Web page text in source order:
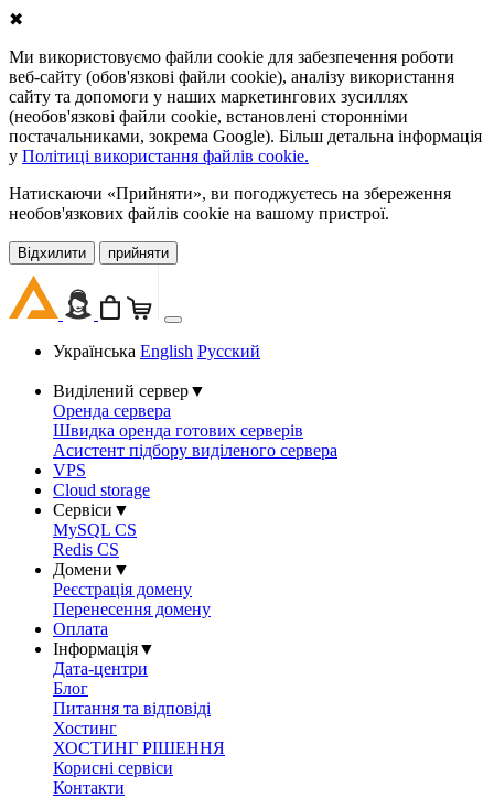
✖
Ми використовуємо файли cookie для забезпечення роботи
веб-сайту (обов'язкові файли cookie), аналізу використання
сайту та допомоги у наших маркетингових зусиллях
(необов'язкові файли cookie, встановлені сторонніми
постачальниками, зокрема Google). Більш детальна інформація
у Політиці використання файлів cookie.
Натискаючи «Прийняти», ви погоджуєтесь на збереження
необов'язкових файлів cookie на вашому пристрої.
Відхилити прийняти
Українська English Русский
Виділений сервер▼
Оренда сервера
Швидка оренда готових серверів
Асистент підбору виділеного сервера
VPS
Cloud storage
Сервіси ▼
MySQL CS
Redis CS
Домени ▼
Реєстрація домену
Перенесення домену
Оплата
Інформація▼
Дата-центри
Блог
Питання та відповіді
Хостинг
ХОСТИНГ РІШЕННЯ
Корисні сервіси
Контакти